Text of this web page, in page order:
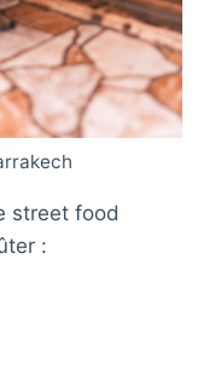
street food
: